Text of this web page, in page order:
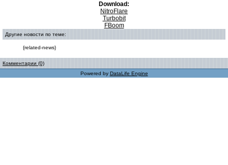
Download:
NitroFlare
Turbobit
FBoom
Другие новости по теме:
{related-news}
Комментарии (0)
Powered by DataLife Engine